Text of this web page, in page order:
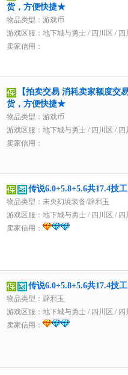
货，方便快捷★
物品类型：游戏币
游戏区服： 地下城与勇士 / 四川区 / 四
卖家信用：
【拍卖交易 消耗卖家额度交
货，方便快捷★
物品类型：游戏币
游戏区服： 地下城与勇士 / 四川区 / 四
卖家信用：
传说6.0+5.8+5.6共17.4技
物品类型：未央幻境装备/辟邪玉
游戏区服： 地下城与勇士 / 四川区 / 四
卖家信用：
传说6.0+5.8+5.6共17.4技
物品类型：辟邪玉
游戏区服： 地下城与勇士 / 四川区 / 四
卖家信用：